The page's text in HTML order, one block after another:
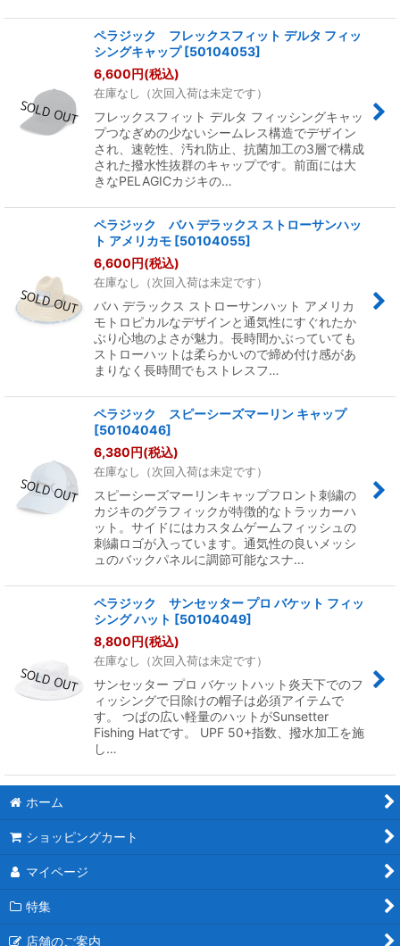
ペラジック フレックスフィット デルタ フィッ
シングキャップ [50104053]
6,600円(税込)
在庫なし（次回入荷は未定です）
フレックスフィット デルタ フィッシングキャッ
プつなぎめの少ないシームレス構造でデザイン
され、速乾性、汚れ防止、抗菌加工の3層で構成
された撥水性抜群のキャップです。前面には大
きなPELAGICカジキの…
ペラジック バハ デラックス ストローサンハッ
ト アメリカモ [50104055]
6,600円(税込)
在庫なし（次回入荷は未定です）
バハ デラックス ストローサンハット アメリカ
モトロピカルなデザインと通気性にすぐれたか
ぶり心地のよさが魅力。長時間かぶっていても
ストローハットは柔らかいので締め付け感があ
まりなく長時間でもストレスフ…
ペラジック スピーシーズマーリン キャップ
[50104046]
6,380円(税込)
在庫なし（次回入荷は未定です）
スピーシーズマーリンキャップフロント刺繍の
カジキのグラフィックが特徴的なトラッカーハ
ット。サイドにはカスタムゲームフィッシュの
刺繍ロゴが入っています。通気性の良いメッシ
ュのバックパネルに調節可能なスナ…
ペラジック サンセッター プロ バケット フィッ
シング ハット [50104049]
8,800円(税込)
在庫なし（次回入荷は未定です）
サンセッター プロ バケットハット炎天下でのフ
ィッシングで日除けの帽子は必須アイテムで
す。 つばの広い軽量のハットがSunsetter
Fishing Hatです。 UPF 50+指数、撥水加工を施
し…
ホーム
ショッピングカート
マイページ
特集
店舗のご案内